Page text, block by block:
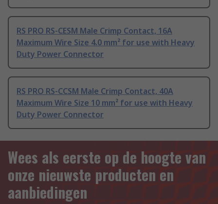
RS PRO RS-CESM Male Crimp Contact, 16A
Maximum Wire Size 4.0 mm² for use with Heavy
Duty Power Connector
RS PRO RS-CCSM Male Crimp Contact, 40A
Maximum Wire Size 10 mm² for use with Heavy
Duty Power Connector
Wees als eerste op de hoogte van
onze nieuwste producten en
aanbiedingen